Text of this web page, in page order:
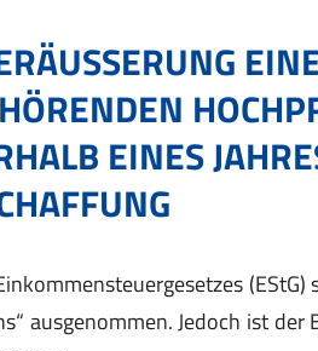
EINES JAHRES
(EStG)
ausgenommen. Jedoch ist der